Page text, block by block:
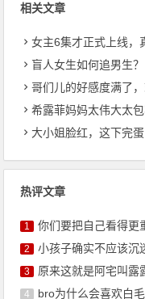
相关文章
女主6集才正式上线，
盲人女生如何追男生？
哥们儿的好感度满了，
希露菲妈妈太伟大太包
大小姐脸红，这下完蛋
热评文章
1 你们要把自己看得更
2 小孩子确实不应该沉
3 原来这就是阿宅叫露
4 bro为什么会喜欢白毛